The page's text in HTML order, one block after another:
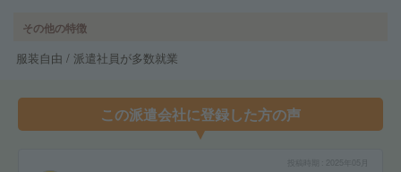
その他の特徴
服装自由 / 派遣社員が多数就業
この派遣会社に登録した方の声
2025年05月